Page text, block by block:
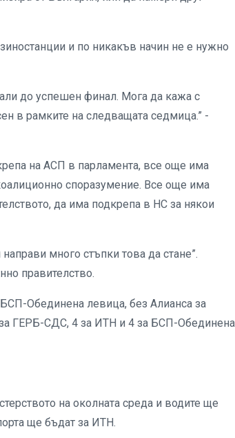
и по никакъв начин не е нужно
до успешен финал. Мога да кажа с
в рамките на следващата седмица.” -
на АСП в парламента, все още има
споразумение. Все още има
да има подкрепа в НС за някои
много стъпки това да стане”.
правителство.
Обединена левица, без Алианса за
за ГЕРБ-СДС, 4 за ИТН и 4 за БСП-Обединена
на околната среда и водите ще
ще бъдат за ИТН.